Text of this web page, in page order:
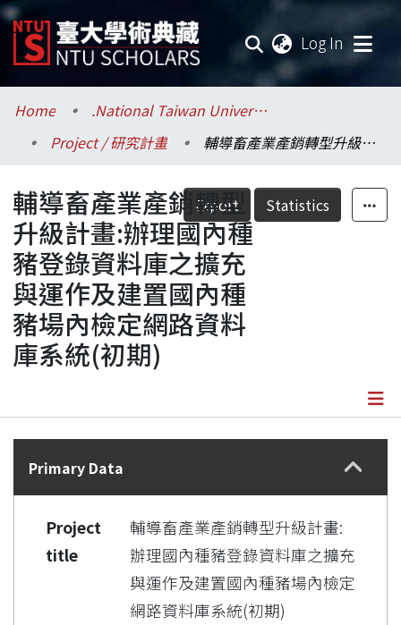
Log In
Communities & Collections
Research Outputs
Fundings & Projects
Researchers
Organizations
Statistics
Home
.National Taiwan University / 國立臺灣大學
Project / 研究計畫
輔導畜產業產銷轉型升級計畫:辦理國內種豬登錄資料庫之擴充與運作及建置國內種豬場內檢定網路資料庫系統(初期)
Export Statistics
輔導畜產業產銷轉型
升級計畫:辦理國內種
豬登錄資料庫之擴充
與運作及建置國內種
豬場內檢定網路資料
庫系統(初期)
Details
Primary Data
Project
title
輔導畜產業產銷轉型升級計畫:
辦理國內種豬登錄資料庫之擴充
與運作及建置國內種豬場內檢定
網路資料庫系統(初期)